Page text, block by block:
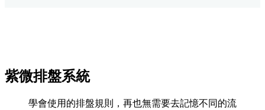
紫微排盤系統
學會使用的排盤規則，再也無需要去記憶不同的流